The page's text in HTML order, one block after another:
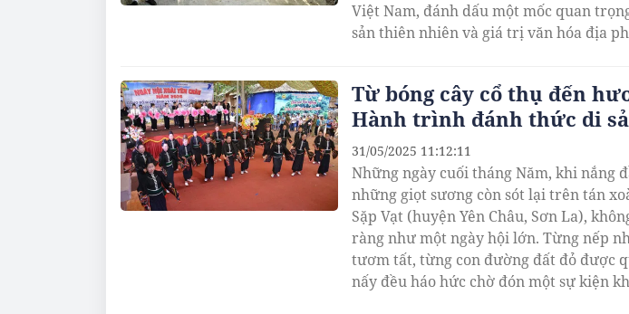
Việt Nam, đánh dấu một mốc quan
sản thiên nhiên và giá trị văn hóa địa
Từ bóng cây cổ thụ đến
Hành trình đánh thức di
Những ngày cuối tháng Năm, khi nắng
những giọt sương còn sót lại trên tán
Sặp Vạt (huyện Yên Châu, Sơn La),
ràng như một ngày hội lớn. Từng nếp
tươm tất, từng con đường đất đỏ được
nấy đều háo hức chờ đón một sự kiện
31/05/2025 11:12:11